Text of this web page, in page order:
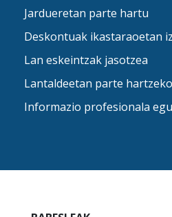
Jardueretan parte hartu
Deskontuak ikastaraoetan
Lan eskeintzak jasotzea
Lantaldeetan parte
Informazio profesionala